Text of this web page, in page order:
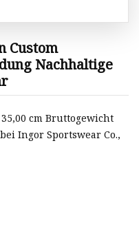
Custom
Nachhaltige
cm Bruttogewicht
Ingor Sportswear Co.,